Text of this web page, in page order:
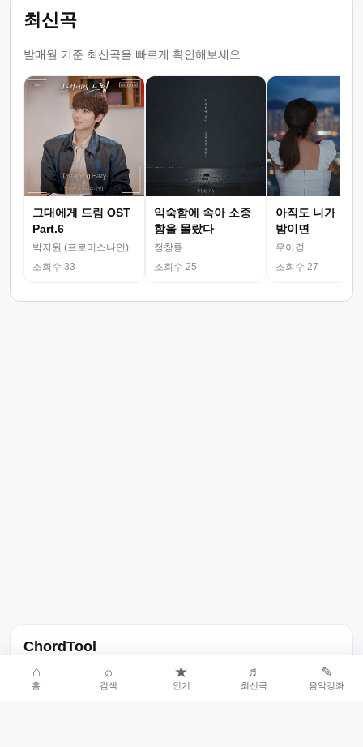
최신곡
발매월 기준 최신곡을 빠르게 확인해보세요.
그대에게 드림 OST
Part.6
박지원 (프로미스나인)
조회수 33
익숙함에 속아 소중
함을 몰랐다
정창룡
조회수 25
아직도 니가 그
밤이면
우이경
조회수 27
ChordTool
노래 가사, 곡 정보, 코드, 악보를 한곳에서 찾을 수 있는 음악 정보
서비스입니다.
⌂
홈
⌕
검색
★
인기
♬
최신곡
✎
음악강좌